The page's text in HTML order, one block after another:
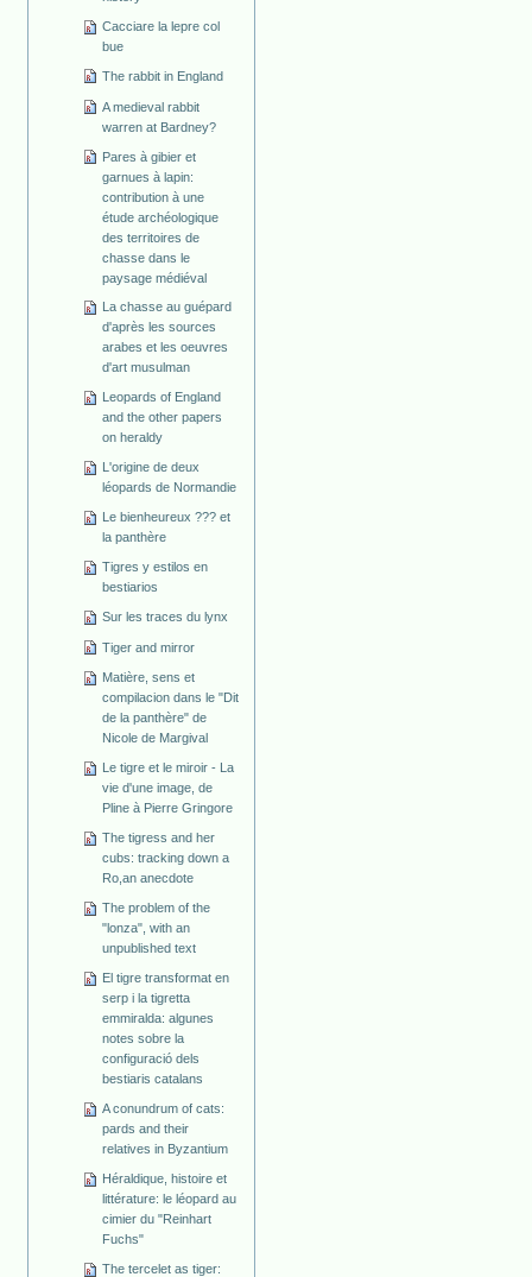
Cacciare la lepre col
bue
The rabbit in England
A medieval rabbit
warren at Bardney?
Pares à gibier et
garnues à lapin:
contribution à une
étude archéologique
des territoires de
chasse dans le
paysage médiéval
La chasse au guépard
d'après les sources
arabes et les oeuvres
d'art musulman
Leopards of England
and the other papers
on heraldy
L'origine de deux
léopards de Normandie
Le bienheureux ??? et
la panthère
Tigres y estilos en
bestiarios
Sur les traces du lynx
Tiger and mirror
Matière, sens et
compilacion dans le "Dit
de la panthère" de
Nicole de Margival
Le tigre et le miroir - La
vie d'une image, de
Pline à Pierre Gringore
The tigress and her
cubs: tracking down a
Ro,an anecdote
The problem of the
"lonza", with an
unpublished text
El tigre transformat en
serp i la tigretta
emmiralda: algunes
notes sobre la
configuració dels
bestiaris catalans
A conundrum of cats:
pards and their
relatives in Byzantium
Héraldique, histoire et
littérature: le léopard au
cimier du "Reinhart
Fuchs"
The tercelet as tiger: